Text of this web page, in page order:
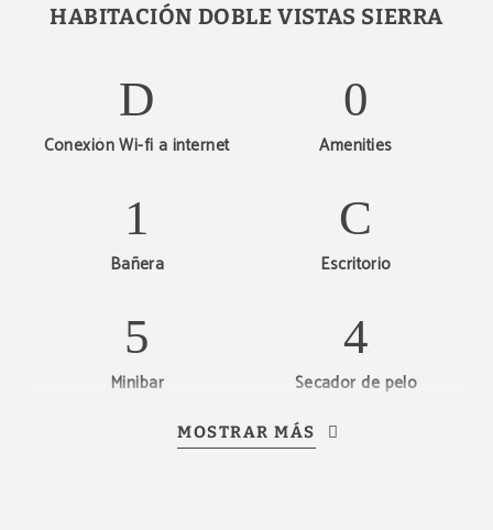
HABITACIÓN DOBLE VISTAS SIERRA
Conexión Wi-fi a internet Amenities
Bañera Escritorio
Minibar Secador de pelo
MOSTRAR MÁS